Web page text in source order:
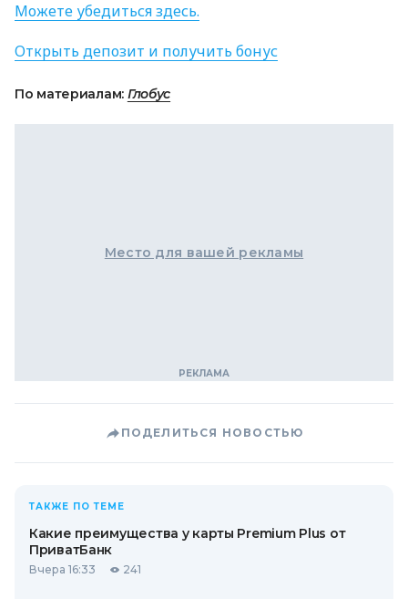
Можете убедиться здесь.
Открыть депозит и получить бонус
По материалам: Глобус
Место для вашей рекламы
ПОДЕЛИТЬСЯ НОВОСТЬЮ
ТАКЖЕ ПО ТЕМЕ
Какие преимущества у карты Premium Plus от
ПриватБанк
Вчера 16:33 241